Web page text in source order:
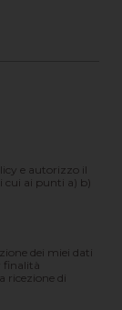
e autorizzo il
cui ai punti a) b)
dei miei dati
finalità
ricezione di